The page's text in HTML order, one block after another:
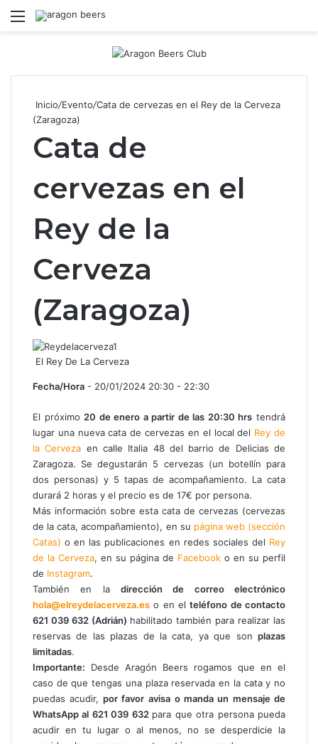
Menú
Inicio/Evento/Cata de cervezas en el Rey de la Cerveza
(Zaragoza)
Cata de
cervezas en el
Rey de la
Cerveza
(Zaragoza)
El Rey De La Cerveza
Fecha/Hora - 20/01/2024 20:30 - 22:30
El próximo 20 de enero a partir de las 20:30 hrs tendrá
lugar una nueva cata de cervezas en el local del Rey de
la Cerveza en calle Italia 48 del barrio de Delicias de
Zaragoza. Se degustarán 5 cervezas (un botellín para
dos personas) y 5 tapas de acompañamiento. La cata
durará 2 horas y el precio es de 17€ por persona.
Más información sobre esta cata de cervezas (cervezas
de la cata, acompañamiento), en su página web (sección
Catas) o en las publicaciones en redes sociales del Rey
de la Cerveza, en su página de Facebook o en su perfil
de Instagram.
También en la dirección de correo electrónico
hola@elreydelacerveza.es o en elteléfono de contacto
621 039 632 (Adrián) habilitado también para realizar las
reservas de las plazas de la cata, ya que son plazas
limitadas.
Importante: Desde Aragón Beers rogamos que en el
caso de que tengas una plaza reservada en la cata y no
puedas acudir, por favor avisa o manda un mensaje de
WhatsApp al 621 039 632 para que otra persona pueda
acudir en tu lugar o al menos, no se desperdicie la